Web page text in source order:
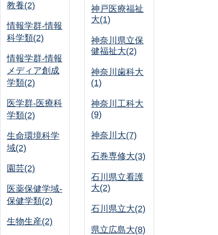
教養(2)
情報学群-情報
科学類(2)
情報学群-情報
メディア創成
学類(2)
医学群-医療科
学類(2)
生命環境科学
域(2)
園芸(2)
医薬保健学域-
保健学類(2)
生物生産(2)
神戸医療福祉
大(1)
神奈川県立保
健福祉大(2)
神奈川歯科大
(1)
神奈川工科大
(9)
神奈川大(7)
石巻専修大(3)
石川県立看護
大(2)
石川県立大(2)
県立広島大(8)